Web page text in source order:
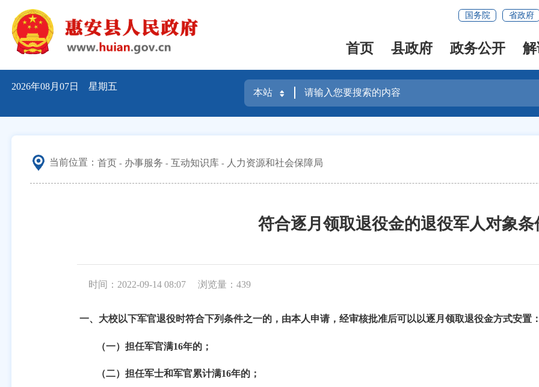
国务院 省政府
首页 县政府 政务公开
2026年08月07日 星期五
当前位置： 首页 办事服务 互动知识库 人力资源和社会保障局
符合逐月领取退役金的退役军人对象条
时间：2022-09-14 08:07 浏览量： 439
一、大校以下军官退役时符合下列条件之一的，由本人申请，经审核批准后可以以逐月领取退役金方式安置
（一）担任军官满16年的；
（二）担任军士和军官累计满16年的；